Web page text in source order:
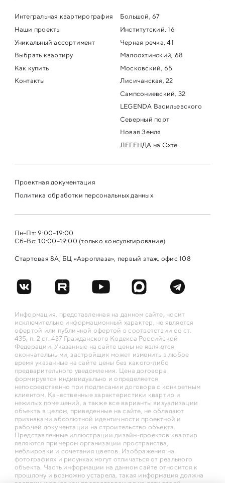
Интегральная квартирография
Наши проекты
Уникальный ассортимент
Выбрать квартиру
Как купить
Контакты
Большой, 67
Институтский, 16
Черная речка, 41
Малоохтинский, 68
Московский, 65
Лисичанская, 22
Сампсониевский, 32
LEGENDA Васильевского
Северный порт
Новая Земля
ЛЕГЕНДА на Охте
Проектная документация
Политика обработки персональных данных
Информация, представленная на данном сайте, носит
исключительно информационный характер, не является
офертой или публичной офертой в соответствии со ст.
435, п. 2 ст. 437 Гражданского Кодекса Российской
Федерации. Указанные на сайте цены не являются
окончательными, застройщик может изменить в любое
время указанные на сайте цены без какого-либо
предварительного уведомления. Цена договора
формируется индивидуально и определяется
непосредственно при подписании договора с конкретным
клиентом. Качественные характеристики квартир и
нежилых помещений, а также все варианты визуализации
объекта в целом, приведенные на сайте, не обладают
признаками абсолютной идентичности проектной и
рабочей документации на строительство объекта.
Представленные иллюстрации дизайн-проектов квартир
являются примером организации пространства,
меблировки и сочетания цветов. Изображения на
фотографиях и рисунках могут отличаться от реального
объекта. Часть информации на данном сайте относится к
прошлому и возможно устарела, такая информация должна
Пн–Пт: 9:00–19:00
Сб–Вс: 10:00–19:00 (только консультирование)
Стартовая 8А, БЦ «Аэроплаза», первый этаж, офис 108